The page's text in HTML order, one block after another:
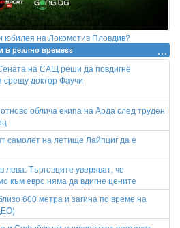
юбилея на Локомотив Пловдив?
в реално времеss
на САЩ реши да повдигне
срещу доктор Фаучи
облича екипа на Арда след труден
самолет на летище Лайпциг да е
лева: Търговците уверяват, че
към евро няма да вдигне цените
600 метра и загина по време на